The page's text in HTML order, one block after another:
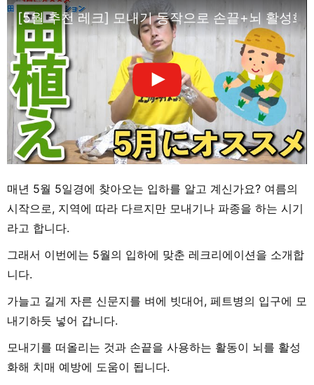
[5월 추천 레크] 모내기 동작으로 손끝+뇌 활성화
매년 5월 5일경에 찾아오는 입하를 알고 계신가요? 여름의
시작으로, 지역에 따라 다르지만 모내기나 파종을 하는 시기
라고 합니다.
그래서 이번에는 5월의 입하에 맞춘 레크리에이션을 소개합
니다.
가늘고 길게 자른 신문지를 벼에 빗대어, 페트병의 입구에 모
내기하듯 넣어 갑니다.
모내기를 떠올리는 것과 손끝을 사용하는 활동이 뇌를 활성
화해 치매 예방에 도움이 됩니다.